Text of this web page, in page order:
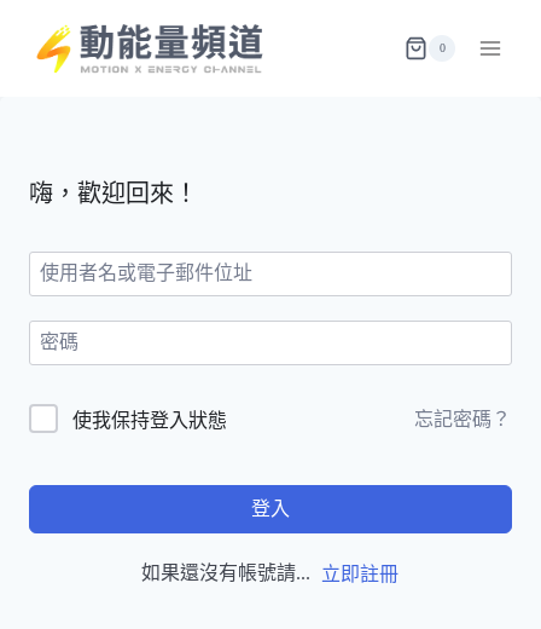
content
0
嗨，歡迎回來！
使我保持登入狀態 忘記密碼？
登入
如果還沒有帳號請... 立即註冊